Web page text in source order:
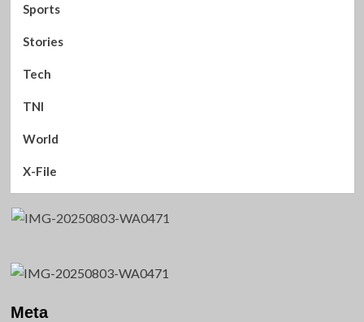
Sports
Stories
Tech
TNI
World
X-File
Meta